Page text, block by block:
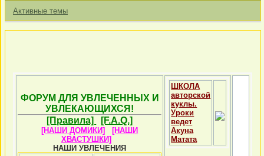
Активные темы
ФОРУМ ДЛЯ УВЛЕЧЕННЫХ И
УВЛЕКАЮЩИХСЯ!
[Правила]
[F.A.Q.]
[НАШИ ДОМИКИ]
[НАШИ
ХВАСТУШКИ]
НАШИ УВЛЕЧЕНИЯ
ШКОЛА
авторской
куклы.
Уроки
ведет
Акуна
Матата